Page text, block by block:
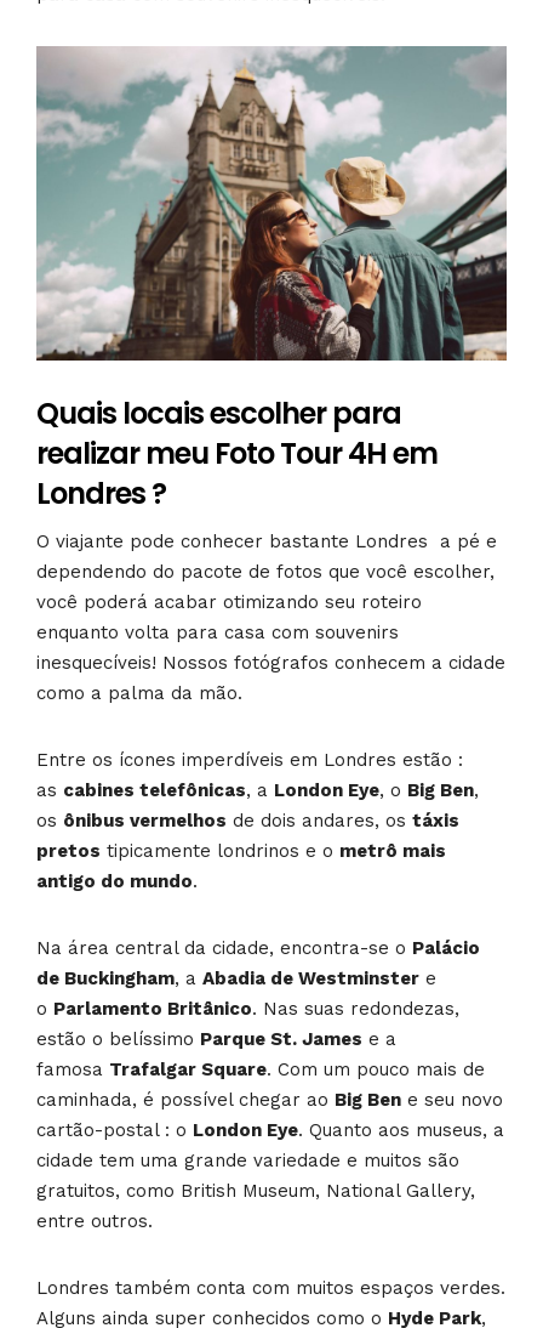
Quais locais escolher para
realizar meu Foto Tour 4H em
Londres ?
O viajante pode conhecer bastante Londres a pé e
dependendo do pacote de fotos que você escolher,
você poderá acabar otimizando seu roteiro
enquanto volta para casa com souvenirs
inesquecíveis! Nossos fotógrafos conhecem a cidade
como a palma da mão.
Entre os ícones imperdíveis em Londres estão :
as cabines telefônicas, a London Eye, o Big Ben,
os ônibus vermelhos de dois andares, os táxis
pretos tipicamente londrinos e o metrô mais
antigo do mundo.
Na área central da cidade, encontra-se o Palácio
de Buckingham, a Abadia de Westminster e
o Parlamento Britânico. Nas suas redondezas,
estão o belíssimo Parque St. James e a
famosa Trafalgar Square. Com um pouco mais de
caminhada, é possível chegar ao Big Ben e seu novo
cartão-postal : o London Eye. Quanto aos museus, a
cidade tem uma grande variedade e muitos são
gratuitos, como British Museum, National Gallery,
entre outros.
Londres também conta com muitos espaços verdes.
Alguns ainda super conhecidos como o Hyde Park,